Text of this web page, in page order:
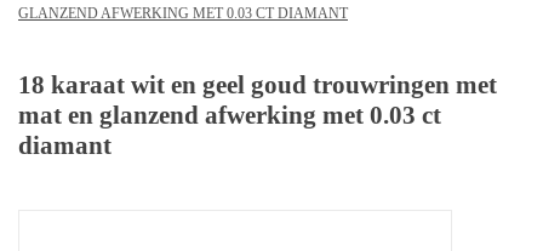
Hangers
Kettingen
Oorbellen
GLANZEND AFWERKING MET 0.03 CT DIAMANT
18 karaat wit en geel goud trouwringen met
mat en glanzend afwerking met 0.03 ct
diamant